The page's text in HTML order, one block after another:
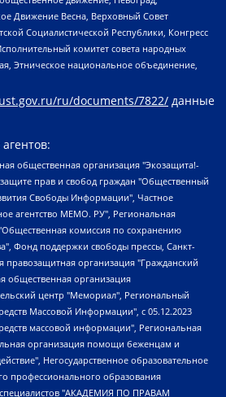
Движение Весна, Верховный Совет
Социалистической Республики, Конгресс
комитет совета народных
Этническое национальное объединение,
ru/documents/7822/ данные
"The Insider SIA", зарегистрированное в Риге, Латвийская Республика (дата регистрации 26.06.2015), являющееся администратором доменного имени интернет-издания "The Insider SIA", https://theins.ru, Постернак Алексей Евгеньевич, Рубин Михаил Аркадьевич, Анин Роман Александрович, Юридическое лицо Istories fonds, зарегистрированное в Латвийской Республике (регистрационный номер 50008295751, дата регистрации 24.02.2020), Великовский Дмитрий Александрович, Долинина Ирина Николаевна, Мароховская Алеся Алексеевна, Шлейнов Роман Юрьевич, Шмагун Олеся Валентиновна, Общество с ограниченной ответственностью "Альтаир 2021", Общество с ограниченной ответственностью "Вега 2021", Общество с ограниченной ответственностью "Главный редактор 2021", Общество с ограниченной ответственностью "Ромашки монолит", Важенков Артем Валерьевич, Ивановская областная общественная организация "Центр гендерных исследований", Гурман Юрий Альбертович, Медиапроект "ОВД-Инфо", Егоров Владимир Владимирович, Жилинский Владимир Александрович, Общество с ограниченной ответственностью "ЗП", Иванова София Юрьевна, Карезина Инна Павловна, Кильтау Екатерина Викторовна, Петров Алексей Викторович, Пискунов Сергей Евгеньевич, Смирнов Сергей Сергеевич, Тихонов Михаил Сергеевич, Общество с ограниченной ответственностью "ЖУРНАЛИСТ-ИНОСТРАННЫЙ АГЕНТ", Арапова Галина Юрьевна, Вольтская Татьяна Анатольевна, Американская компания "Mason G.E.S. Anonymous Foundation" (США), являющаяся владельцем интернет-издания https://mnews.world/, Компания "Stichting Bellingcat", зарегистрированная в Нидерландах (дата регистрации 11.07.2018), Захаров Андрей Вячеславович, Клепиковская Екатерина Дмитриевна, Общество с ограниченной ответственностью "МЕМО", Перл Роман Александрович, Симонов Евгений Алексеевич, Соловьева Елена Анатольевна, Сотников Даниил Владимирович, Сурначева Елизавета Дмитриевна, Автономная некоммерческая организация по защите прав человека и информированию населения "Якутия – Наше Мнение", Общество с ограниченной ответственностью "Москоу диджитал медиа", с 26.01.2023 Общество с ограниченной ответственностью "Чайка Белые сады", Ветошкина Валерия Валерьевна, Заговора Максим Александрович, Межрегиональное общественное движение "Российская ЛГБТ - сеть", Оленичев Максим Владимирович, Павлов Иван Юрьевич, Скворцова Елена Сергеевна, Общество с ограниченной ответственностью "Как бы инагент", Кочетков Игорь Викторович, Общество с ограниченной ответственностью "Честные выборы", Еланчик Олег Александрович, Общество с ограниченной ответственностью "Нобелевский призыв", Гималова Регина Эмилевна, Григорьев Андрей Валерьевич, Григорьева Алина Александровна, Ассоциация по содействию защите прав призывников, альтернативнослужащих и военнослужащих "Правозащитная группа "Гражданин.Армия.Право", Хисамова Регина Фаритовна, Автономная некоммерческая организация по реализации социально-правовых программ "Лилит", Дальневосточное общественное движение "Маяк", Санкт-Петербургская ЛГБТ-инициативная группа "Выход", Инициативная группа ЛГБТ+ "Реверс", Алексеев Андрей Викторович, Бекбулатова Таисия Львовна, Беляев Иван Михайлович, Владыкина Елена Сергеевна, Гельман Марат Александрович, Никульшина Вероника Юрьевна, Толоконникова Надежда Андреевна, Шендерович Виктор Анатольевич, Общество с ограниченной ответственностью "Данное сообщение", Общество с ограниченной ответственностью Издательский дом "Новая глава", Айнбиндер Александра Александровна, Московский комьюнити-центр для ЛГБТ+инициатив, Благотворительный фонд развития филантропии, Deutsche Welle (Германия, Kurt-Schumacher-Strasse 3, 53113 Bonn), Борзунова Мария Михайловна, Воробьев Виктор Викторович, Голубева Анна Львовна, Константинова Алла Михайловна, Малкова Ирина Владимировна, Мурадов Мурад Абдулгалимович, Осетинская Елизавета Николаевна, Понасенков Евгений Николаевич, Ганапольский Матвей Юрьевич, Киселев Евгений Алексеевич, Борухович Ирина Григорьевна, Дремин Иван Тимофеевич, Дубровский Дмитрий Викторович, Красноярская региональная общественная организация поддержки и развития альтернативных образовательных технологий и межкультурных коммуникаций "ИНТЕРРА", Маяковская Екатерина Алексеевна, Фейгин Марк Захарович, Филимонов Андрей Викторович, Дзугкоева Регина Николаевна, Доброхотов Роман Александрович, Дудь Юрий Александрович, Елкин Сергей Владимирович, Кругликов Кирилл Игоревич, Сабунаева Мария Леонидовна, Семенов Алексей Владимирович, Шаинян Карен Багратович, Шульман Екатерина Михайловна, Асафьев Артур Валерьевич, Вахштайн Виктор Семенович, Венедиктов Алексей Алексеевич, Лушникова Екатерина Евгеньевна, Волков Леонид Михайлович, Невзоров Александр Глебович, Пархоменко Сергей Борисович, Сироткин Ярослав Николаевич, Кара-Мурза Владимир Владимирович, Баранова Наталья Владимировна, Гозман Леонид Яковлевич, Кагарлицкий Борис Юльевич, Климарев Михаил Валерьевич, Милов Владимир Станиславович, Автономная некоммерческая организация Краснодарский центр современного искусства "Типография", Моргенштерн Алишер Тагирович, Соболь Любовь Эдуардовна, Общество с ограниченной ответственностью "ЛИЗА НОРМ", Каспаров Гарри Кимович, Ходорковский Михаил Борисович, Общество с ограниченной ответственностью "Апрельские тезисы", Данилович Ирина Брониславовна, Кашин Олег Владимирович, Петров Николай Владимирович, Пивоваров Алексей Владимирович, Соколов Михаил Владимирович, Цветкова Юлия Владимировна, Чичваркин Евгений Александрович, Комитет против пыток/Команда против пыток, Общество с ограниченной ответственностью "Первый научный", Общество с ограниченной ответственностью "Вертолет и ко", Белоцерковская Вероника Борисовна, Кац Максим Евгеньевич, Лазарева Татьяна Юрьевна, Шаведдинов Руслан Табризович, Яшин Илья Валерьевич, Общество с ограниченной ответственностью "Иноагент ААВ", Алешковский Дмитрий Петрович, Альбац Евгения Марковна, Быков Дмитрий Львович, Галямина Юлия Евгеньевна, Лойко Сергей Леонидович, Мартынов Кирилл Константинович, Медведев Сергей Александрович, Крашенинников Федор Геннадиевич, Гордеева Катерина Вл